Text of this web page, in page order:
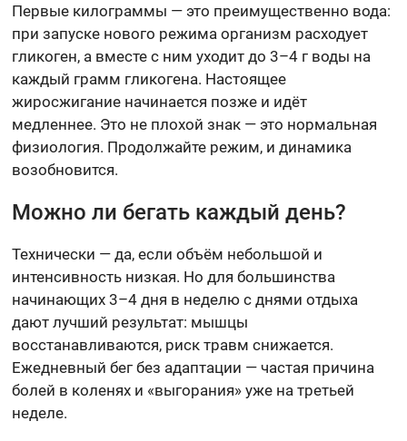
Первые килограммы — это преимущественно вода:
при запуске нового режима организм расходует
гликоген, а вместе с ним уходит до 3–4 г воды на
каждый грамм гликогена. Настоящее
жиросжигание начинается позже и идёт
медленнее. Это не плохой знак — это нормальная
физиология. Продолжайте режим, и динамика
возобновится.
Можно ли бегать каждый день?
Технически — да, если объём небольшой и
интенсивность низкая. Но для большинства
начинающих 3–4 дня в неделю с днями отдыха
дают лучший результат: мышцы
восстанавливаются, риск травм снижается.
Ежедневный бег без адаптации — частая причина
болей в коленях и «выгорания» уже на третьей
неделе.